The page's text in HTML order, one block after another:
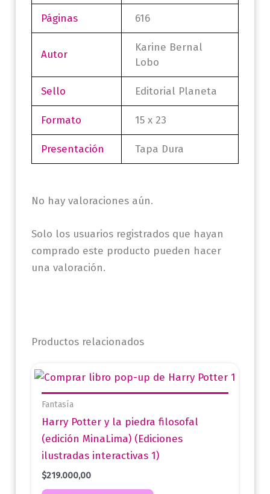
Páginas 616
Autor
Karine Bernal
Lobo
Sello Editorial Planeta
Formato 15 x 23
Presentación Tapa Dura
No hay valoraciones aún.
Solo los usuarios registrados que hayan
comprado este producto pueden hacer
una valoración.
Productos relacionados
Fantasía
Harry Potter y la piedra filosofal
(edición MinaLima) (Ediciones
ilustradas interactivas 1)
$219.000,00